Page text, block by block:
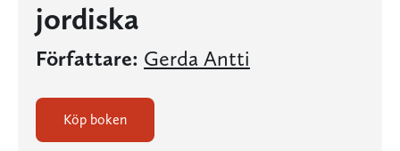
jordiska
Författare: Gerda Antti
Köp boken